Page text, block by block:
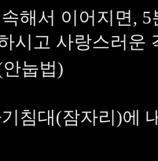
해서 이어지면, 5
시고 사랑스러운
눕법)
침대(잠자리)에